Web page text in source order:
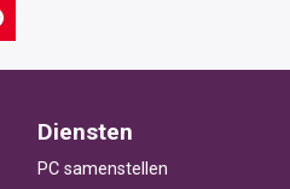
Diensten
PC samenstellen